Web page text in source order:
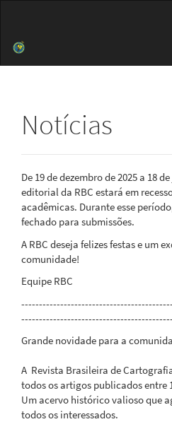
Barra
Notícias
De 19 de dezembro de 2025 a 18
editorial da RBC estará em
acadêmicas. Durante esse
fechado para submissões.
A RBC deseja felizes festas e um
comunidade!
Equipe RBC
Grande novidade para a
A Revista Brasileira de
todos os artigos publicados entre
Um acervo histórico valioso que
todos os interessados.